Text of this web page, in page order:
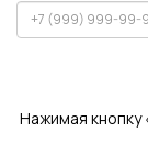
Нажимая кнопку